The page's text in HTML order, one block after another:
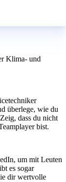
Klima- und
überlege, wie du
dass du nicht
bist.
um mit Leuten
es sogar
dir wertvolle